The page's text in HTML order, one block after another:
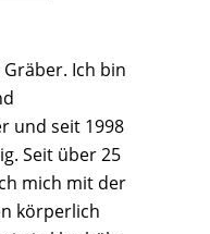
Ich bin
und seit 1998
Seit über 25
mich mit der
körperlich